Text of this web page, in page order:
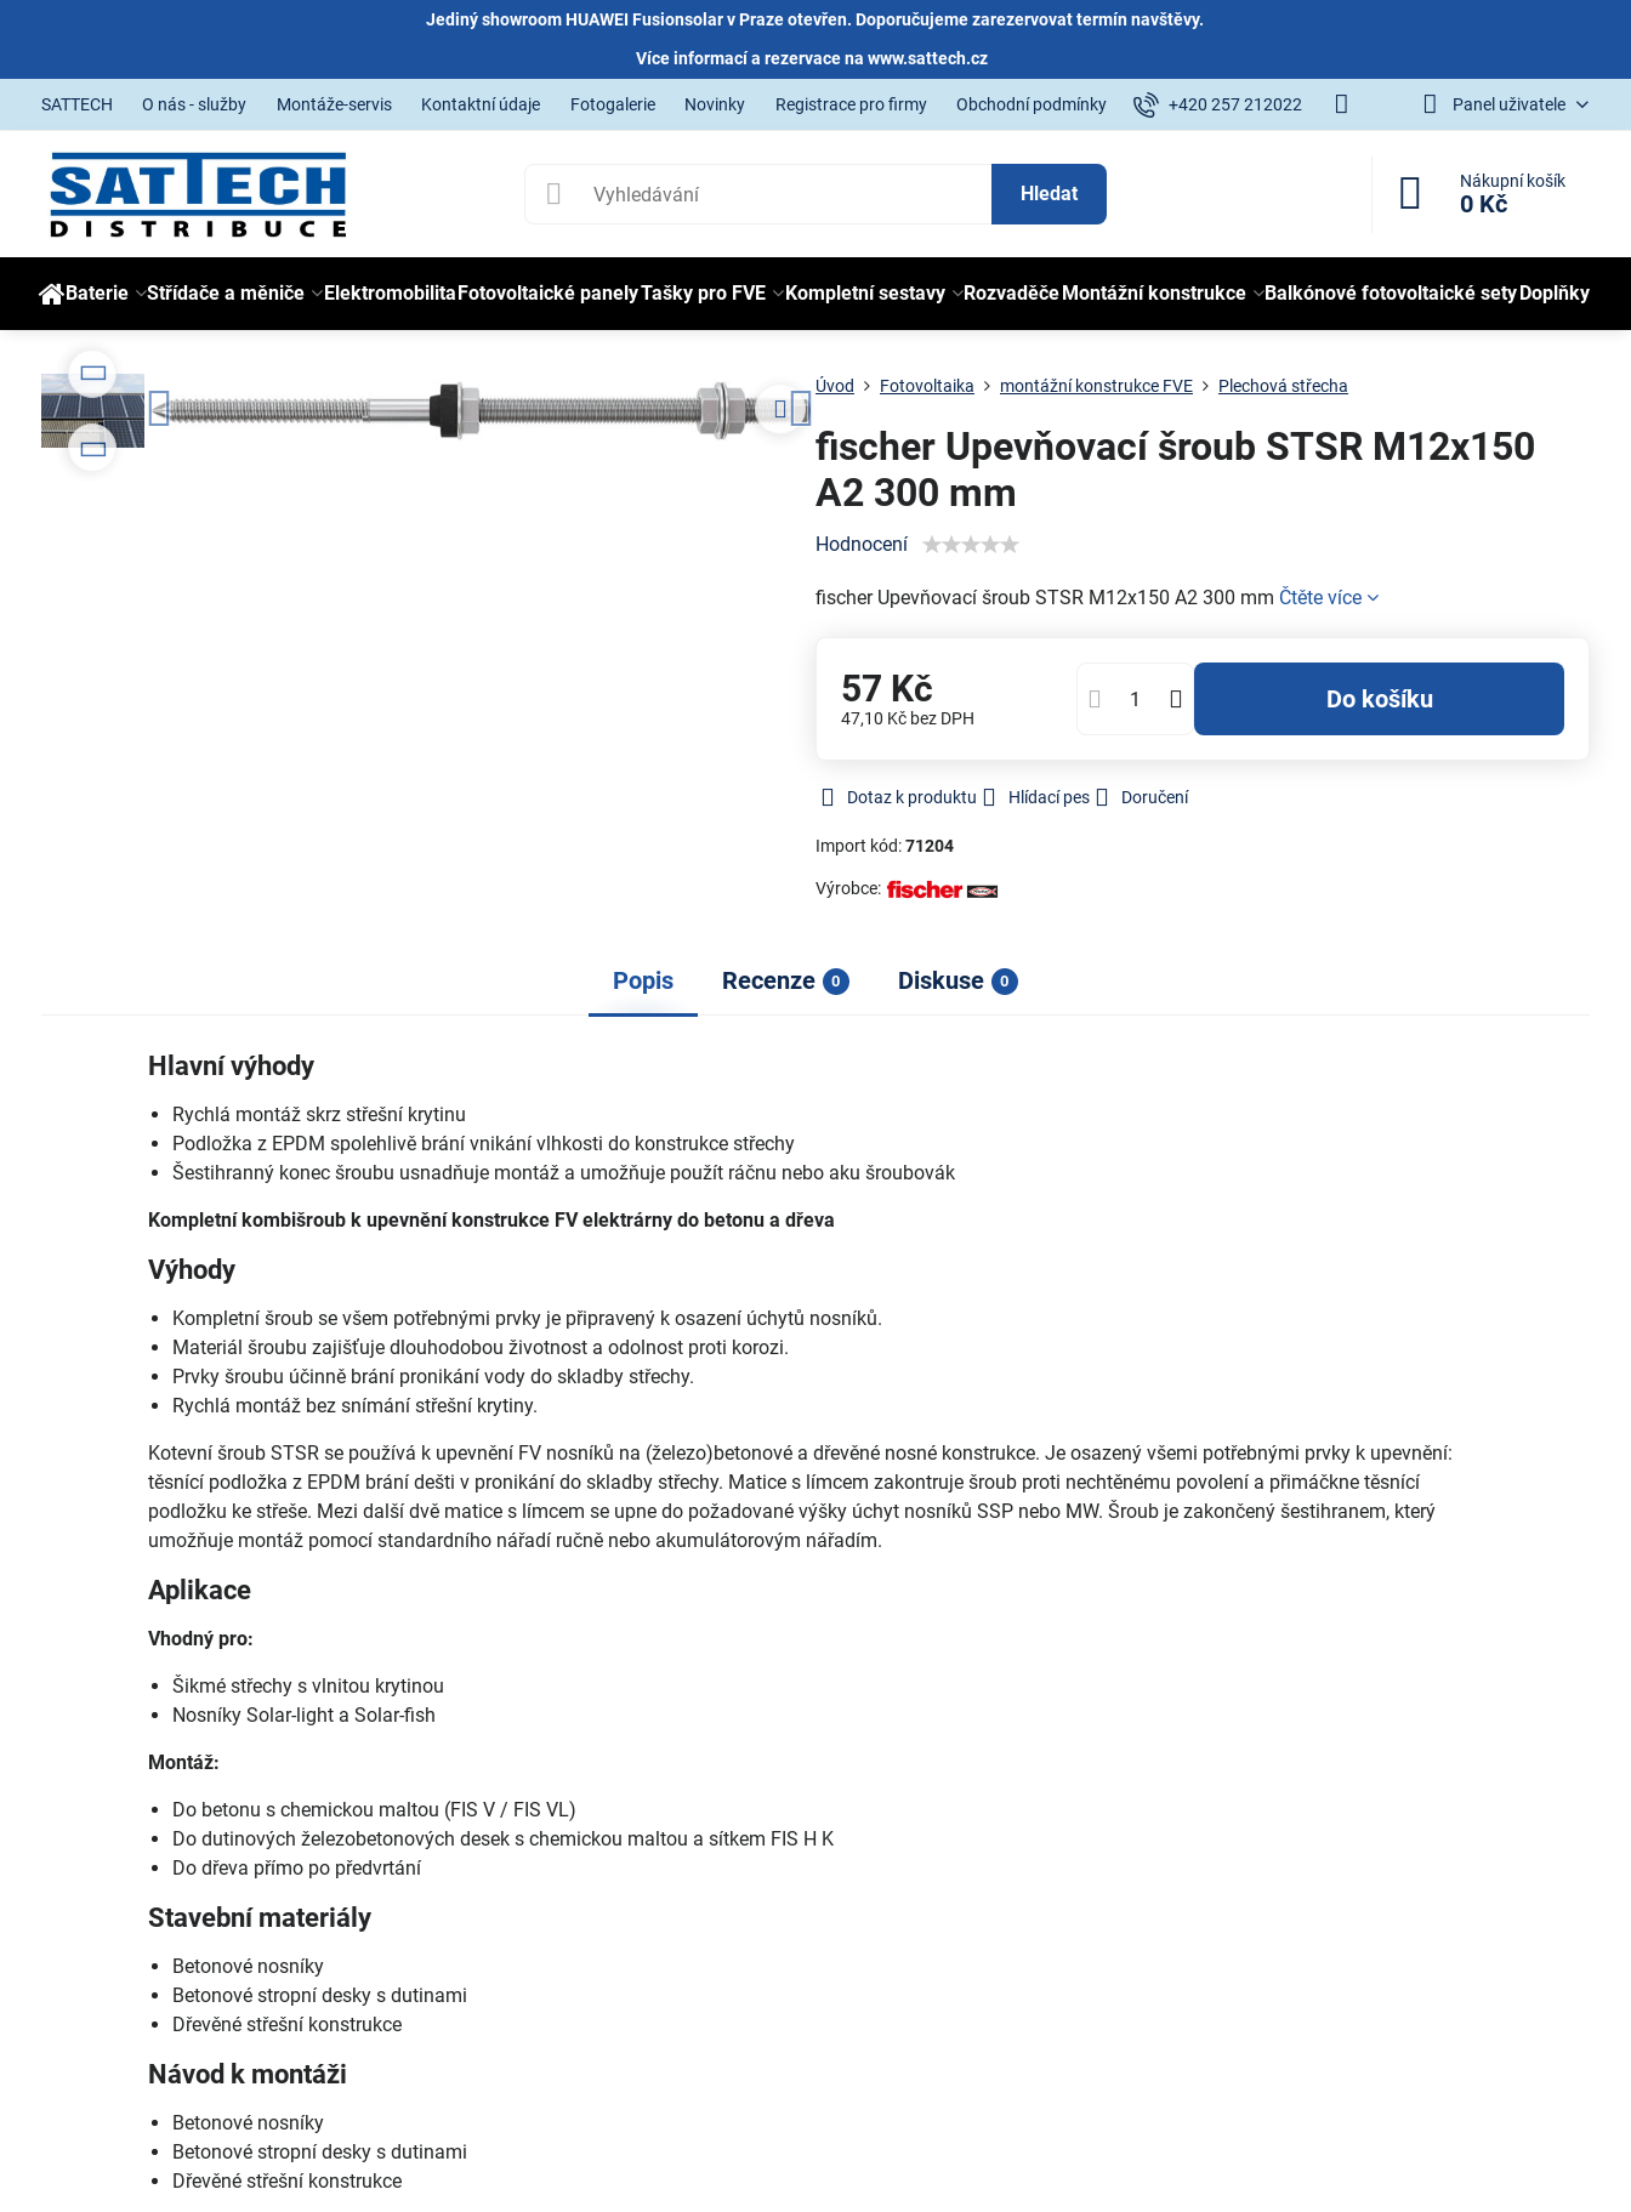
Jediný showroom HUAWEI Fusionsolar v Praze otevřen. Doporučujeme zarezervovat termín navštěvy.
Více informací a rezervace na www.sattech.cz
SATTECH O nás - služby Montáže-servis Kontaktní údaje Fotogalerie Novinky Registrace pro firmy Obchodní podmínky +420 257 212022 Panel uživatele
Hledat
Nákupní košík
0 Kč
Baterie Střídače a měniče ElektromobilitaFotovoltaické panelyTašky pro FVE Kompletní sestavy RozvaděčeMontážní konstrukce Balkónové fotovoltaické setyDoplňky
Úvod Fotovoltaika montážní konstrukce FVE Plechová střecha
fischer Upevňovací šroub STSR M12x150
A2 300 mm
Hodnocení
fischer Upevňovací šroub STSR M12x150 A2 300 mm Čtěte více
57 Kč
47,10 Kč bez DPH
Do košíku
Dotaz k produktu Hlídací pes Doručení
Import kód:71204
Výrobce:
Popis Recenze 0 Diskuse 0
Hlavní výhody
Rychlá montáž skrz střešní krytinu
Podložka z EPDM spolehlivě brání vnikání vlhkosti do konstrukce střechy
Šestihranný konec šroubu usnadňuje montáž a umožňuje použít ráčnu nebo aku šroubovák
Kompletní kombišroub k upevnění konstrukce FV elektrárny do betonu a dřeva
Výhody
Kompletní šroub se všem potřebnými prvky je připravený k osazení úchytů nosníků.
Materiál šroubu zajišťuje dlouhodobou životnost a odolnost proti korozi.
Prvky šroubu účinně brání pronikání vody do skladby střechy.
Rychlá montáž bez snímání střešní krytiny.
Kotevní šroub STSR se používá k upevnění FV nosníků na (železo)betonové a dřevěné nosné konstrukce. Je osazený všemi potřebnými prvky k upevnění:
těsnící podložka z EPDM brání dešti v pronikání do skladby střechy. Matice s límcem zakontruje šroub proti nechtěnému povolení a přimáčkne těsnící
podložku ke střeše. Mezi další dvě matice s límcem se upne do požadované výšky úchyt nosníků SSP nebo MW. Šroub je zakončený šestihranem, který
umožňuje montáž pomocí standardního nářadí ručně nebo akumulátorovým nářadím.
Aplikace
Vhodný pro:
Šikmé střechy s vlnitou krytinou
Nosníky Solar-light a Solar-fish
Montáž:
Do betonu s chemickou maltou (FIS V / FIS VL)
Do dutinových železobetonových desek s chemickou maltou a sítkem FIS H K
Do dřeva přímo po předvrtání
Stavební materiály
Betonové nosníky
Betonové stropní desky s dutinami
Dřevěné střešní konstrukce
Návod k montáži
Betonové nosníky
Betonové stropní desky s dutinami
Dřevěné střešní konstrukce